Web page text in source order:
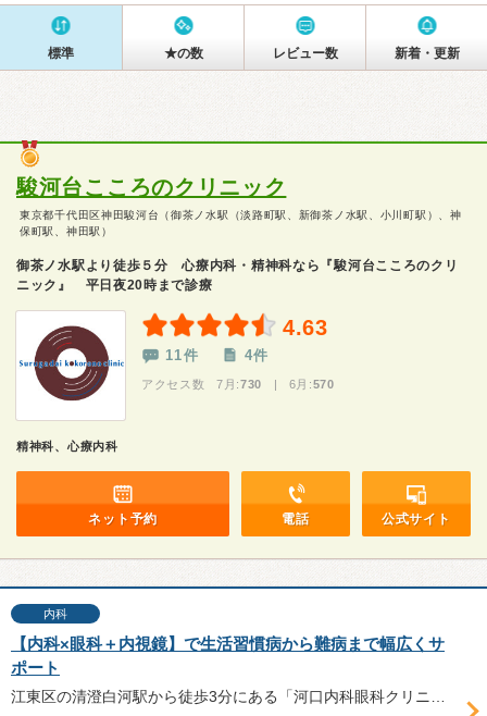
標準 ★の数 レビュー数 新着・更新
駿河台こころのクリニック
東京都千代田区神田駿河台（御茶ノ水駅（淡路町駅、新御茶ノ水駅、小川町駅）、神
保町駅、神田駅）
御茶ノ水駅より徒歩５分 心療内科・精神科なら『駿河台こころのクリ
ニック』 平日夜20時まで診療
4.63
11件 4件
アクセス数 7月:730 | 6月:570
精神科、心療内科
ネット予約 電話 公式サイト
内科
【内科×眼科＋内視鏡】で生活習慣病から難病まで幅広くサ
ポート